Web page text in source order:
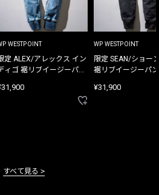
WESTPOINT
定 ALEX/アレックス イン
ィゴ 裾リブイージーパン
WP WESTPOINT
限定 SEAN/ショー
裾リブイージーパ
¥31,900
すべて見る